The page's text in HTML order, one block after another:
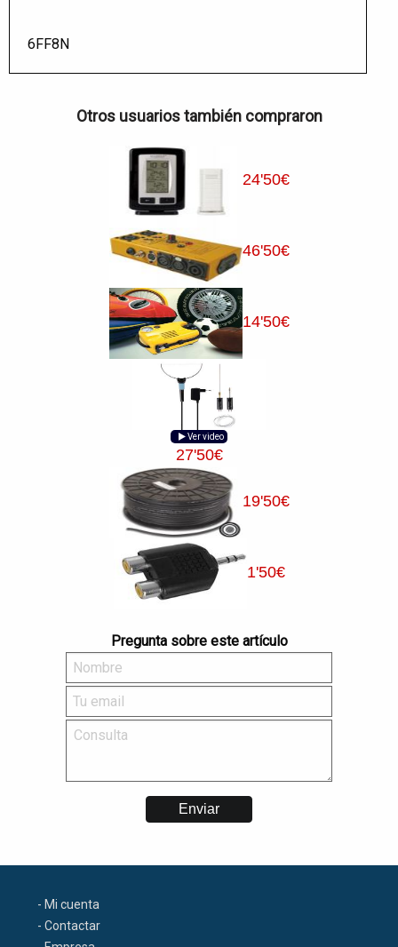
6FF8N
Otros usuarios también compraron
24'50€
46'50€
14'50€
Ver video
27'50€
19'50€
1'50€
Pregunta sobre este artículo
- Mi cuenta
- Contactar